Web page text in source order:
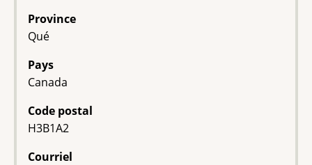
Province
Qué
Pays
Canada
Code postal
H3B1A2
Courriel